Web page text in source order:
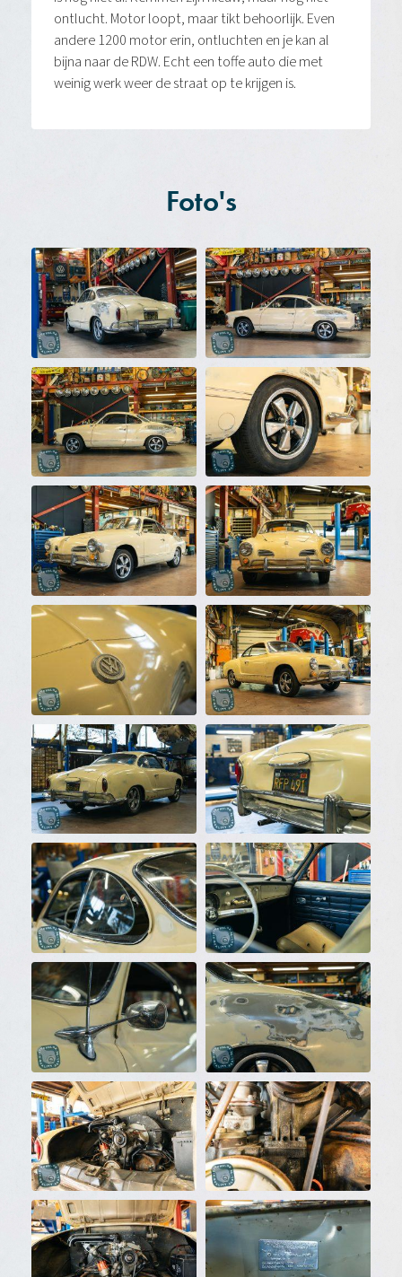
ontlucht. Motor loopt, maar tikt behoorlijk. Even
andere 1200 motor erin, ontluchten en je kan al
bijna naar de RDW. Echt een toffe auto die met
weinig werk weer de straat op te krijgen is.
Foto's